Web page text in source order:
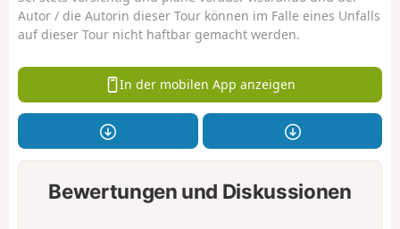
Autor / die Autorin dieser Tour können im Falle eines Unfalls
auf dieser Tour nicht haftbar gemacht werden.
In der mobilen App anzeigen
Bewertungen und Diskussionen